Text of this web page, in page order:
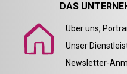
DAS
Über uns,
Unser
Newsletter-